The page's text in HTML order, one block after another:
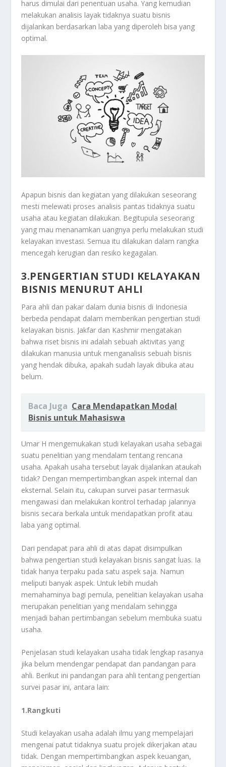
harus dimulai dari penentuan usaha. Yang kemudian
melakukan analisis layak tidaknya suatu bisnis
dijalankan berdasarkan laba yang diperoleh bisa yang
optimal.
Apapun bisnis dan kegiatan yang dilakukan seseorang
mesti melewati proses analisis pantas tidaknya suatu
usaha atau kegiatan dilakukan. Begitupula seseorang
yang mau menanamkan uangnya perlu melakukan studi
kelayakan investasi. Semua itu dilakukan dalam rangka
mencegah kerugian dan resiko kegagalan.
3.PENGERTIAN STUDI KELAYAKAN
BISNIS MENURUT AHLI
Para ahli dan pakar dalam dunia bisnis di Indonesia
berbeda pendapat dalam memberikan pengertian studi
kelayakan bisnis. Jakfar dan Kashmir mengatakan
bahwa riset bisnis ini adalah sebuah aktivitas yang
dilakukan manusia untuk menganalisis sebuah bisnis
yang hendak dibuka, apakah sudah layak dibuka atau
belum.
Baca Juga Cara Mendapatkan Modal
Bisnis untuk Mahasiswa
Umar H mengemukakan studi kelayakan usaha sebagai
suatu penelitian yang mendalam tentang rencana
usaha. Apakah usaha tersebut layak dijalankan ataukah
tidak? Dengan mempertimbangkan aspek internal dan
eksternal. Selain itu, cakupan survei pasar termasuk
mengawasi dan melakukan kontrol terhadap jalannya
bisnis secara berkala untuk mendapatkan profit atau
laba yang optimal.
Dari pendapat para ahli di atas dapat disimpulkan
bahwa pengertian studi kelayakan bisnis sangat luas. Ia
tidak hanya terpaku pada satu aspek saja. Namun
meliputi banyak aspek. Untuk lebih mudah
memahaminya bagi pemula, penelitian kelayakan usaha
merupakan penelitian yang mendalam sehingga
menjadi bahan pertimbangan sebelum membuka suatu
usaha.
Penjelasan studi kelayakan usaha tidak lengkap rasanya
jika belum mendengar pendapat dan pandangan para
ahli. Berikut ini pandangan para ahli tentang pengertian
survei pasar ini, antara lain:
1.Rangkuti
Studi kelayakan usaha adalah ilmu yang mempelajari
mengenai patut tidaknya suatu projek dikerjakan atau
tidak. Dengan mempertimbangkan aspek keuangan,